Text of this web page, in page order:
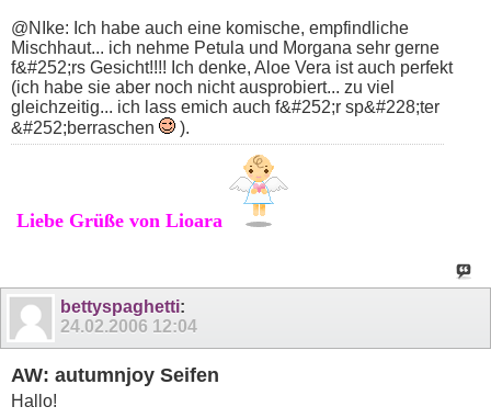
@NIke: Ich habe auch eine komische, empfindliche
Mischhaut... ich nehme Petula und Morgana sehr gerne
f&#252;rs Gesicht!!!! Ich denke, Aloe Vera ist auch perfekt
(ich habe sie aber noch nicht ausprobiert... zu viel
gleichzeitig... ich lass emich auch f&#252;r sp&#228;ter
&#252;berraschen
).
Liebe Grüße von Lioara
bettyspaghetti:
24.02.2006 12:04
AW: autumnjoy Seifen
Hallo!